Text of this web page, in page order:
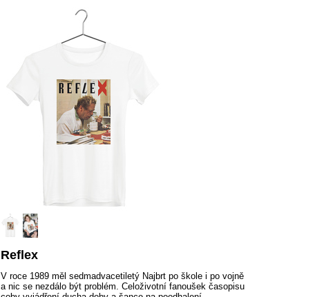
Reflex
V roce 1989 měl sedmadvacetiletý Najbrt po škole i po vojně
a nic se nezdálo být problém. Celoživotní fanoušek časopisu